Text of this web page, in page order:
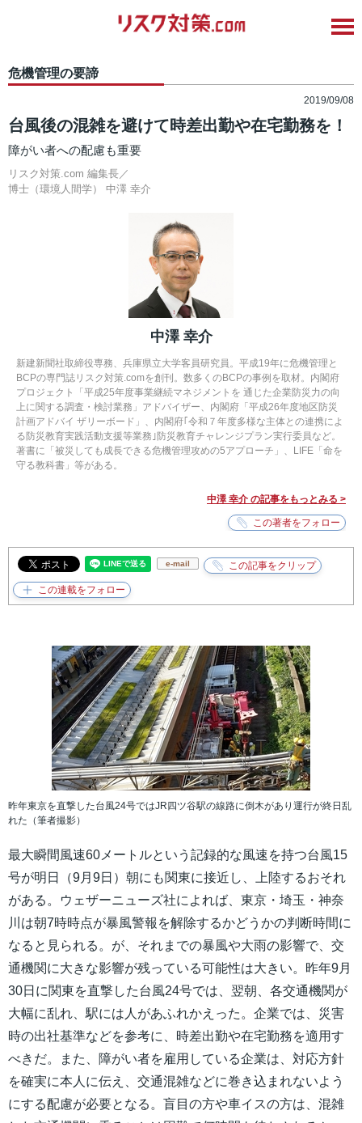
危機管理の要諦
2019/09/08
台風後の混雑を避けて時差出勤や在宅勤務を！
障がい者への配慮も重要
リスク対策.com 編集長／
博士（環境人間学）
中澤 幸介
中澤 幸介
新建新聞社取締役専務、兵庫県立大学客員研究員。平成19年に危機管理と
BCPの専門誌リスク対策.comを創刊。数多くのBCPの事例を取材。内閣府
プロジェクト「平成25年度事業継続マネジメントを 通じた企業防災力の向
上に関する調査・検討業務」アドバイザー、内閣府「平成26年度地区防災
計画アドバイ ザリーボード」、内閣府｢令和７年度多様な主体との連携によ
る防災教育実践活動支援等業務｣防災教育チャレンジプラン実行委員など。
著書に「被災しても成長できる危機管理攻めの5アプローチ」、LIFE「命を
守る教科書」等がある。
中澤 幸介 の記事をもっとみる >
e-mail
昨年東京を直撃した台風24号ではJR四ツ谷駅の線路に倒木があり運行が終日乱
れた（筆者撮影）
最大瞬間風速60メートルという記録的な風速を持つ台風15
号が明日（9月9日）朝にも関東に接近し、上陸するおそれ
がある。ウェザーニューズ社によれば、東京・埼玉・神奈
川は朝7時時点が暴風警報を解除するかどうかの判断時間に
なると見られる。が、それまでの暴風や大雨の影響で、交
通機関に大きな影響が残っている可能性は大きい。昨年9月
30日に関東を直撃した台風24号では、翌朝、各交通機関が
大幅に乱れ、駅には人があふれかえった。企業では、災害
時の出社基準などを参考に、時差出勤や在宅勤務を適用す
べきだ。また、障がい者を雇用している企業は、対応方針
を確実に本人に伝え、交通混雑などに巻き込まれないよう
にする配慮が必要となる。盲目の方や車イスの方は、混雑